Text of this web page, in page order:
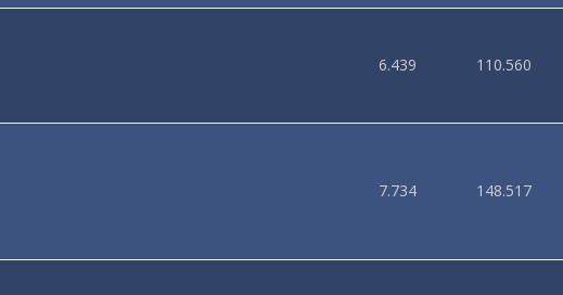
6.439 110.560
7.734 148.517